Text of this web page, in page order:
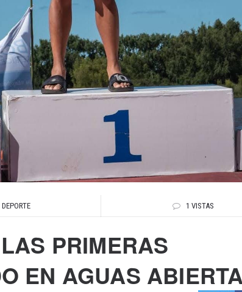
DEPORTE 1 VISTAS
PRIMERAS
EN AGUAS